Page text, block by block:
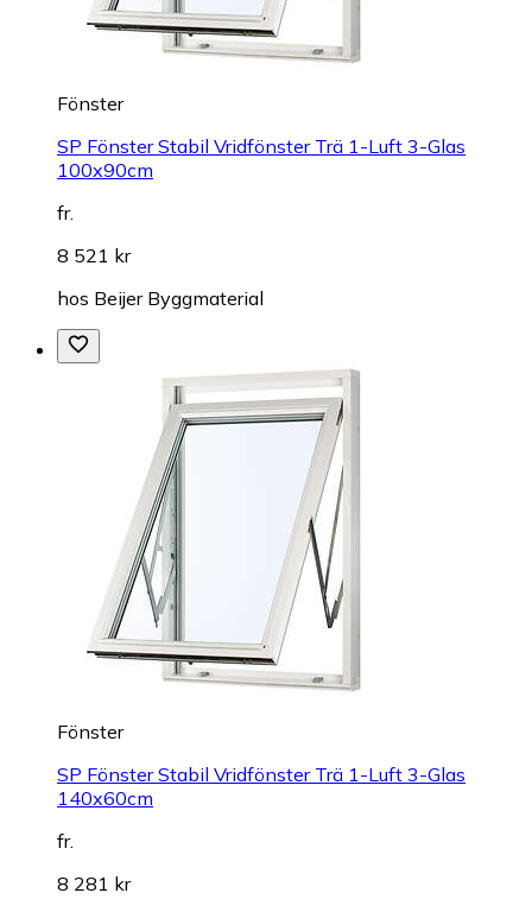
Fönster
SP Fönster Stabil Vridfönster Trä 1-Luft 3-Glas
100x90cm
fr.
8 521 kr
hos Beijer Byggmaterial
Fönster
SP Fönster Stabil Vridfönster Trä 1-Luft 3-Glas
140x60cm
fr.
8 281 kr